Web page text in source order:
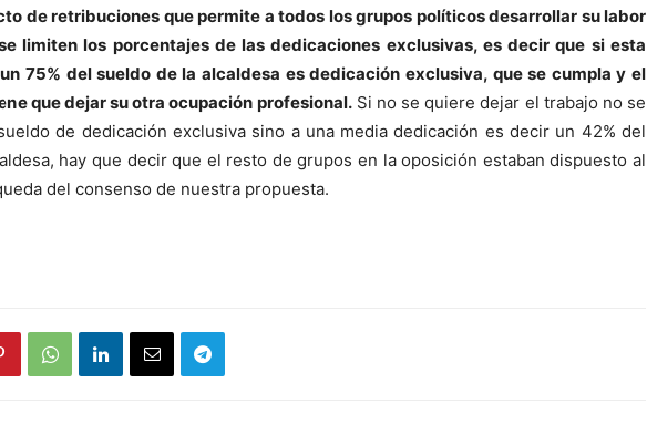
de retribuciones que permite a todos los grupos políticos desarrollar su labor
limiten los porcentajes de las dedicaciones exclusivas, es decir que si esta
75% del sueldo de la alcaldesa es dedicación exclusiva, que se cumpla y el
que dejar su otra ocupación profesional.Si no se quiere dejar el trabajo no se
de dedicación exclusiva sino a una media dedicación es decir un 42% del
hay que decir que el resto de grupos en la oposición estaban dispuesto al
del consenso de nuestra propuesta.